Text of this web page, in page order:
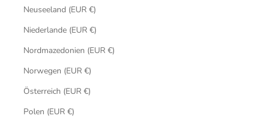
Neuseeland (EUR €)
Niederlande (EUR €)
Nordmazedonien (EUR €)
Norwegen (EUR €)
Österreich (EUR €)
Polen (EUR €)